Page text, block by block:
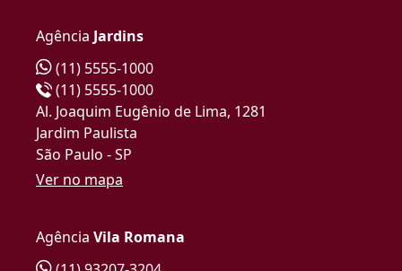
Agência Jardins
(11) 5555-1000
(11) 5555-1000
Al. Joaquim Eugênio de Lima, 1281
Jardim Paulista
São Paulo - SP
Ver no mapa
Agência Vila Romana